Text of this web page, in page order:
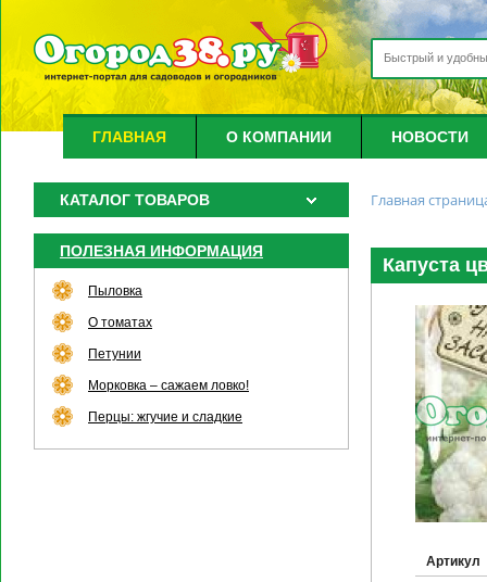
ГЛАВНАЯ О КОМПАНИИ НОВОСТИ
КАТАЛОГ ТОВАРОВ
ПОЛЕЗНАЯ ИНФОРМАЦИЯ
Пыловка
О томатах
Петунии
Морковка – сажаем ловко!
Перцы: жгучие и сладкие
Главная
Капуста
Артикул